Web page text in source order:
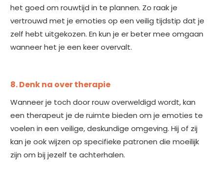
het goed om rouwtijd in te plannen. Zo raak je
vertrouwd met je emoties op een veilig tijdstip dat je
zelf hebt uitgekozen. En kun je er beter mee omgaan
wanneer het je een keer overvalt.
8. Denk na over therapie
Wanneer je toch door rouw overweldigd wordt, kan
een therapeut je de ruimte bieden om je emoties te
voelen in een veilige, deskundige omgeving. Hij of zij
kan je ook wijzen op specifieke patronen die moeilijk
zijn om bij jezelf te achterhalen.